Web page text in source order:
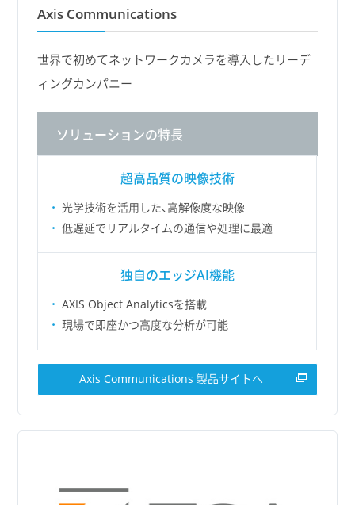
Axis Communications
世界で初めてネットワークカメラを導入したリーデ
ィングカンパニー
ソリューションの特長
超高品質の映像技術
光学技術を活用した、高解像度な映像
低遅延でリアルタイムの通信や処理に最適
独自のエッジAI機能
AXIS Object Analyticsを搭載
現場で即座かつ高度な分析が可能
Axis Communications 製品サイトへ